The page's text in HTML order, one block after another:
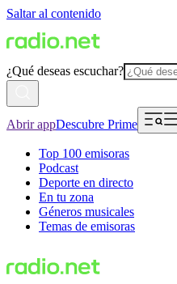
Saltar al contenido
¿Qué deseas escuchar?
Abrir appDescubre Prime
Top 100 emisoras
Podcast
Deporte en directo
En tu zona
Géneros musicales
Temas de emisoras